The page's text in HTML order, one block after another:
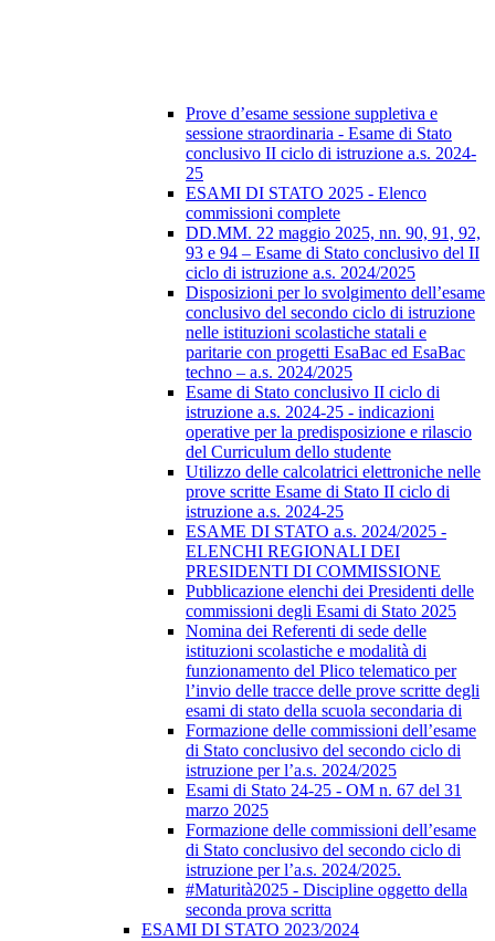
Prove d’esame sessione suppletiva e
sessione straordinaria - Esame di Stato
conclusivo II ciclo di istruzione a.s. 2024-
25
ESAMI DI STATO 2025 - Elenco
commissioni complete
DD.MM. 22 maggio 2025, nn. 90, 91, 92,
93 e 94 – Esame di Stato conclusivo del II
ciclo di istruzione a.s. 2024/2025
Disposizioni per lo svolgimento dell’esame
conclusivo del secondo ciclo di istruzione
nelle istituzioni scolastiche statali e
paritarie con progetti EsaBac ed EsaBac
techno – a.s. 2024/2025
Esame di Stato conclusivo II ciclo di
istruzione a.s. 2024-25 - indicazioni
operative per la predisposizione e rilascio
del Curriculum dello studente
Utilizzo delle calcolatrici elettroniche nelle
prove scritte Esame di Stato II ciclo di
istruzione a.s. 2024-25
ESAME DI STATO a.s. 2024/2025 -
ELENCHI REGIONALI DEI
PRESIDENTI DI COMMISSIONE
Pubblicazione elenchi dei Presidenti delle
commissioni degli Esami di Stato 2025
Nomina dei Referenti di sede delle
istituzioni scolastiche e modalità di
funzionamento del Plico telematico per
l’invio delle tracce delle prove scritte degli
esami di stato della scuola secondaria di
Formazione delle commissioni dell’esame
di Stato conclusivo del secondo ciclo di
istruzione per l’a.s. 2024/2025
Esami di Stato 24-25 - OM n. 67 del 31
marzo 2025
Formazione delle commissioni dell’esame
di Stato conclusivo del secondo ciclo di
istruzione per l’a.s. 2024/2025.
#Maturità2025 - Discipline oggetto della
seconda prova scritta
ESAMI DI STATO 2023/2024